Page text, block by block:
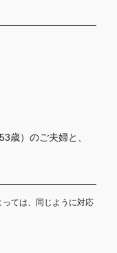
ては、同じように対応